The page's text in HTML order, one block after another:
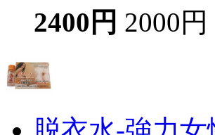
2400円 2000円